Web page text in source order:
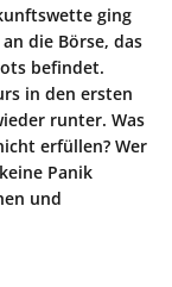
ging
die Börse, das
befindet.
in den ersten
runter. Was
erfüllen? Wer
Panik
und